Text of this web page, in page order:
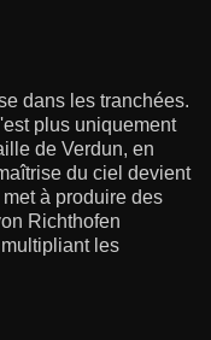
dans les tranchées.
plus uniquement
de Verdun, en
du ciel devient
à produire des
Richthofen
les